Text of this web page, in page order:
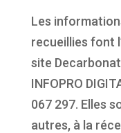
Les
recueillies font
site
INFOPRO
067 297. Elles
autres, à la